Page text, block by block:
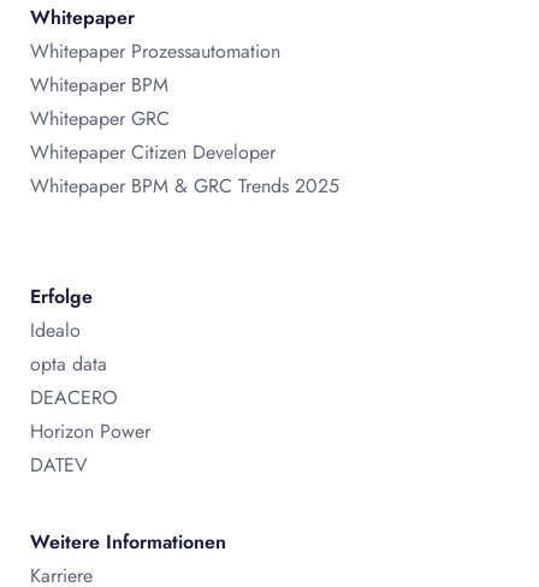
Whitepaper
Whitepaper Prozessautomation
Whitepaper BPM
Whitepaper GRC
Whitepaper Citizen Developer
Whitepaper BPM & GRC Trends 2025
Erfolge
Idealo
opta data
DEACERO
Horizon Power
DATEV
Weitere Informationen
Karriere